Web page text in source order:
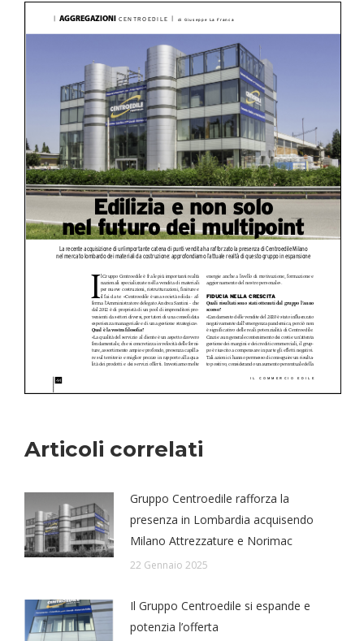
Articoli correlati
Gruppo Centroedile rafforza la
presenza in Lombardia acquisendo
Milano Attrezzature e Norimac
22 Gennaio 2025
Il Gruppo Centroedile si espande e
potenzia l’offerta